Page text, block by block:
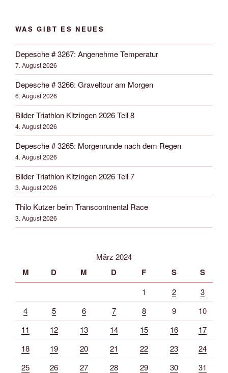
WAS GIBT ES NEUES
Depesche # 3267: Angenehme Temperatur
7. August 2026
Depesche # 3266: Graveltour am Morgen
6. August 2026
Bilder Triathlon Kitzingen 2026 Teil 8
4. August 2026
Depesche # 3265: Morgenrunde nach dem Regen
4. August 2026
Bilder Triathlon Kitzingen 2026 Teil 7
3. August 2026
Thilo Kutzer beim Transcontnental Race
3. August 2026
März 2024
M D M D F S S
1 2
3
4
5 6 7 8 9
10
11
12 13 14 15 16
17
18
19 20 21 22 23
24
25
26 27 28 29 30 31